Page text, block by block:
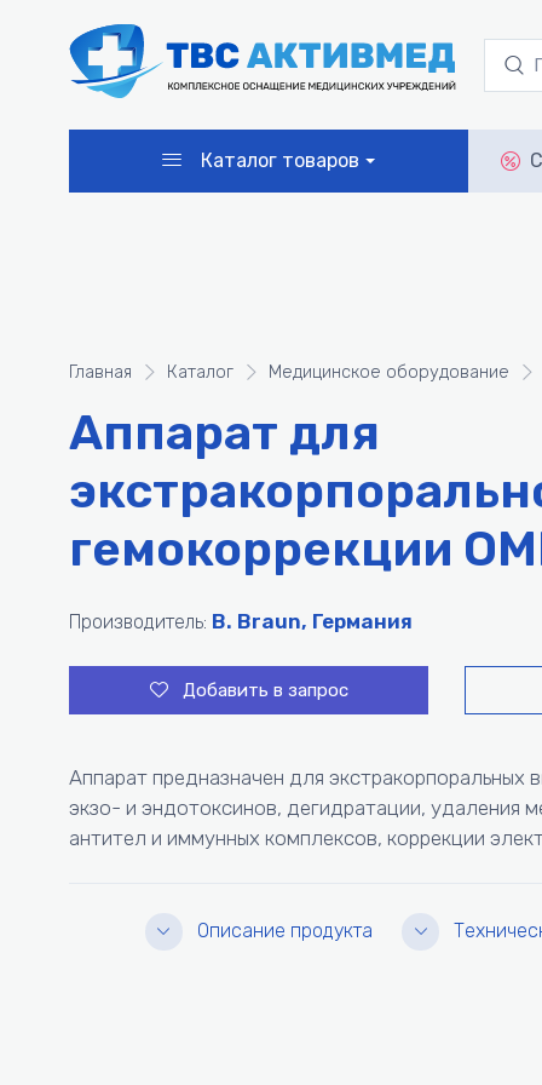
Каталог товаров
Главная Каталог Медицинское оборудование
Аппарат для
гемокоррекции
Производитель: B. Braun, Германия
Добавить в запрос
Аппарат предназначен для экстракорпоральных
экзо- и эндотоксинов, дегидратации, удаления
антител и иммунных комплексов, коррекции
Описание продукта